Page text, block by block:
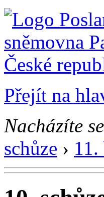
Přejít na
Nacházíte
schůze › 11.